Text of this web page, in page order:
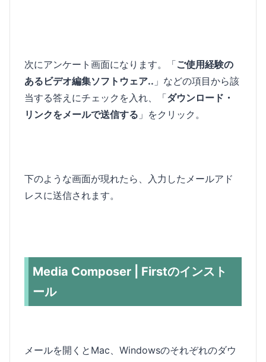
次にアンケート画面になります。「ご使用経験の
あるビデオ編集ソフトウェア.. 」などの項目から該
当する答えにチェックを入れ、「ダウンロード・
リンクをメールで送信する 」をクリック。
下のような画面が現れたら、入力したメールアド
レスに送信されます。
Media Composer | Firstのインスト
ール
メールを開くとMac、Windowsのそれぞれのダウ